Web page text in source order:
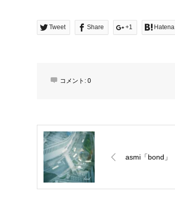
Tweet Share +1 Hatena
コメント: 0
asmi「bond」